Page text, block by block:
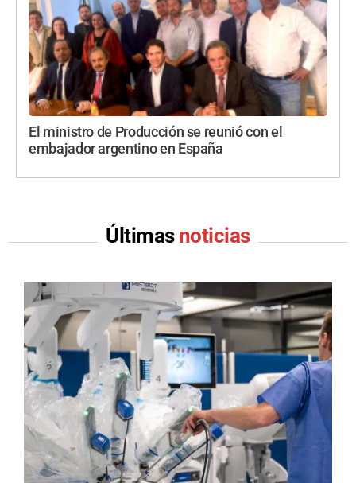
El ministro de Producción se reunió con el
embajador argentino en España
Últimas noticias